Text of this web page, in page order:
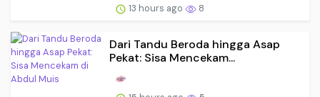
13 hours ago 8
Dari Tandu Beroda hingga Asap
Pekat: Sisa Mencekam...